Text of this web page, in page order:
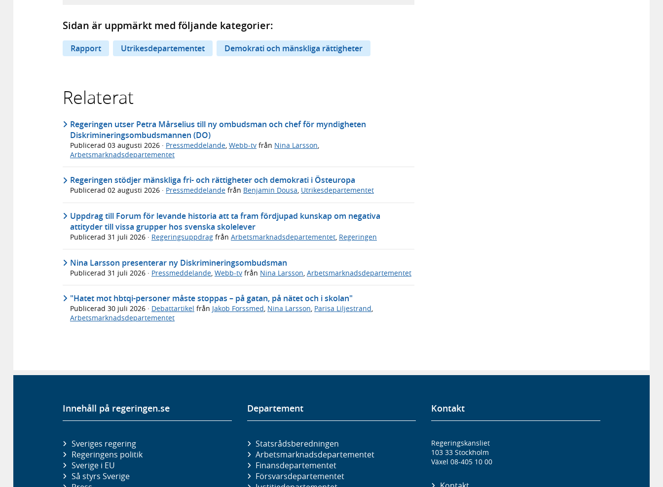
Sidan är uppmärkt med följande kategorier:
Rapport Utrikesdepartementet Demokrati och mänskliga rättigheter
Relaterat
Regeringen utser Petra Mårselius till ny ombudsman och chef för myndigheten
Diskrimineringsombudsmannen (DO)
Publicerad 03 augusti 2026 · Pressmeddelande Webb-tv från Nina Larsson
Arbetsmarknadsdepartementet
Regeringen stödjer mänskliga fri- och rättigheter och demokrati i Östeuropa
Publicerad 02 augusti 2026 · Pressmeddelande från Benjamin Dousa, Utrikesdepartementet
Uppdrag till Forum för levande historia att ta fram fördjupad kunskap om negativa
attityder till vissa grupper hos svenska skolelever
Publicerad 31 juli 2026 · Regeringsuppdrag från Arbetsmarknadsdepartementet, Regeringen
Nina Larsson presenterar ny Diskrimineringsombudsman
Publicerad 31 juli 2026 · Pressmeddelande Webb-tv från Nina Larsson Arbetsmarknadsdepartementet
"Hatet mot hbtqi-personer måste stoppas – på gatan, på nätet och i skolan"
Publicerad 30 juli 2026 · Debattartikel från Jakob Forssmed, Nina Larsson, Parisa Liljestrand,
Arbetsmarknadsdepartementet
Innehåll på regeringen.se
Sveriges regering
Regeringens politik
Sverige i EU
Så styrs Sverige
Departement
Statsrådsberedningen
Arbetsmarknads­departementet
Finans­departementet
Försvars­departementet
Kontakt
Regeringskansliet
103 33 Stockholm
Växel 08-405 10 00